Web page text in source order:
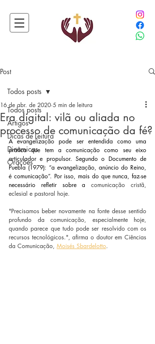
Post
Todos posts
Artigos
Dicas de Leitura
Dinâmicas
Orações
Todos posts
Era digital: vilã ou aliada no
processo de comunicação da fé?
16 de abr. de 2020 5 min de leitura
A evangelização pode ser entendida como uma
prática que tem a comunicação como seu eixo
articulador e propulsor. Segundo o Documento de
Puebla (1979): “a evangelização, anúncio do Reino,
é comunicação”. Por isso, mais do que nunca, faz-se
necessário refletir sobre a comunicação cristã,
eclesial e pastoral hoje.
"Precisamos beber novamente na fonte desse sentido
profundo da comunicação, especialmente hoje,
quando parece que tudo pode ser resolvido com os
recursos tecnológicos.", afirma o doutor em Ciências
da Comunicação, Moisés Sbardelotto.